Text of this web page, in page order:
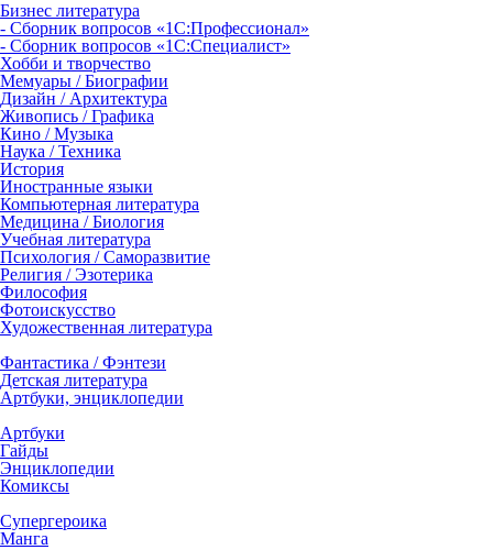
Бизнес литература
- Сборник вопросов «1С:Профессионал»
- Сборник вопросов «1С:Специалист»
Хобби и творчество
Мемуары / Биографии
Дизайн / Архитектура
Живопись / Графика
Кино / Музыка
Наука / Техника
История
Иностранные языки
Компьютерная литература
Медицина / Биология
Учебная литература
Психология / Саморазвитие
Религия / Эзотерика
Философия
Фотоискусство
Художественная литература
Фантастика / Фэнтези
Детская литература
Артбуки, энциклопедии
Артбуки
Гайды
Энциклопедии
Комиксы
Супергероика
Манга